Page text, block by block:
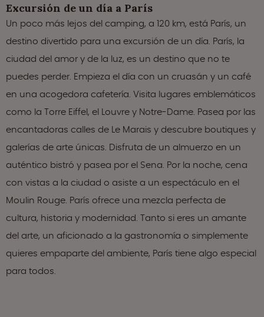
Excursión de un día a París
Un poco más lejos del camping, a 120 km, está París, un
destino divertido para una excursión de un día. París, la
ciudad del amor y de la luz, es un destino que no te
puedes perder. Empieza el día con un cruasán y un café
en una acogedora cafetería. Visita lugares emblemáticos
como la Torre Eiffel, el Louvre y Notre-Dame. Pasea por las
encantadoras calles de Le Marais y descubre boutiques y
galerías de arte únicas. Disfruta de un almuerzo en un
auténtico bistró y pasea por el Sena. Por la noche, cena
con vistas a la ciudad o asiste a un espectáculo en el
Moulin Rouge. París ofrece una mezcla perfecta de
cultura, historia y modernidad. Tanto si eres un amante
del arte, un aficionado a la gastronomía o simplemente
quieres empaparte del ambiente, París tiene algo especial
para todos.